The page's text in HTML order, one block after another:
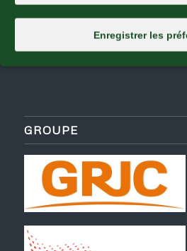
Enregistrer les
GROUPE